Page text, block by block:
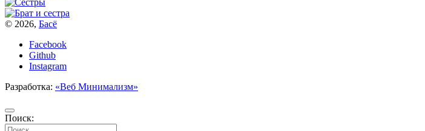
© 2026, Басё
Facebook
Github
Instagram
Разработка: «Веб Минимализм»
Поиск: